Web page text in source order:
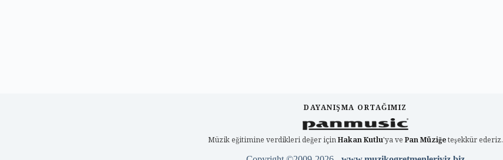
DAYANIŞMA ORTAĞIMIZ
Müzik eğitimine verdikleri değer içinHakan Kutlu'ya ve Pan Müziğeteşekkür ederiz.